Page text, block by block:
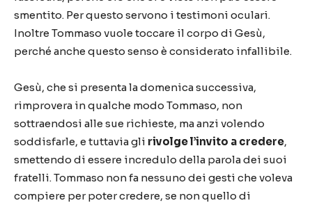
smentito. Per questo servono i testimoni oculari.
Inoltre Tommaso vuole toccare il corpo di Gesù,
perché anche questo senso è considerato infallibile.
Gesù, che si presenta la domenica successiva,
rimprovera in qualche modo Tommaso, non
sottraendosi alle sue richieste, ma anzi volendo
soddisfarle, e tuttavia gli rivolge l’invito a credere,
smettendo di essere incredulo della parola dei suoi
fratelli. Tommaso non fa nessuno dei gesti che voleva
compiere per poter credere, se non quello di